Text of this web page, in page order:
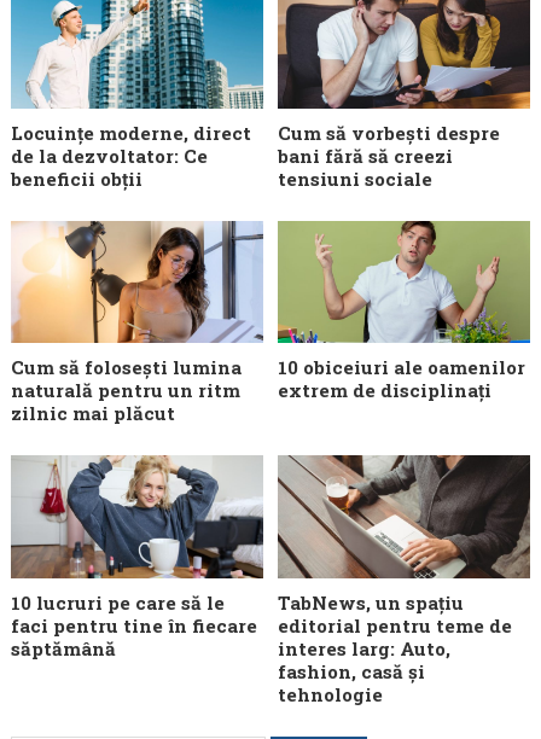
Locuințe moderne, direct
de la dezvoltator: Ce
beneficii obții
Cum să vorbești despre
bani fără să creezi
tensiuni sociale
Cum să folosești lumina
naturală pentru un ritm
zilnic mai plăcut
10 obiceiuri ale oamenilor
extrem de disciplinați
10 lucruri pe care să le
faci pentru tine în fiecare
săptămână
TabNews, un spațiu
editorial pentru teme de
interes larg: Auto,
fashion, casă și
tehnologie